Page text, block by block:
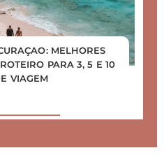
MELHORES
PARA 3, 5 E 10
VIAGEM